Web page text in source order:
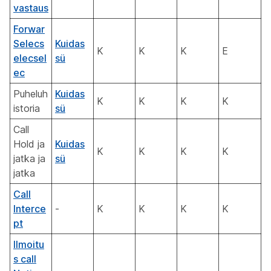
vastaus
Forwar
Selecs
elecsel
ec
Kuidas
sü
K K K E
Puheluh
istoria
Kuidas
sü
K K K K
Call
Hold ja
jatka ja
jatka
Kuidas
sü
K K K K
Call
Interce
pt
- K K K K
Ilmoitu
s call